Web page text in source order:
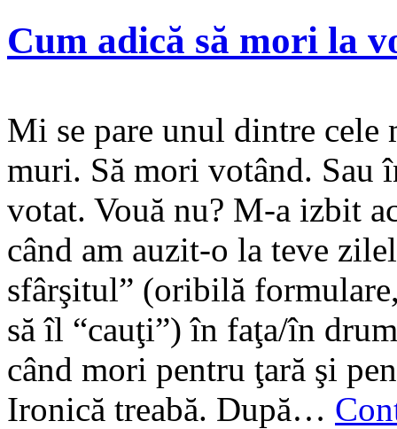
Cum adică să mori la
Mi se pare unul dintre
muri. Să mori votând. Sau
votat. Vouă nu? M-a izbit
când am auzit-o la teve
sfârşitul” (oribilă
să îl “cauţi”) în faţa/în
când mori pentru ţară şi
Ironică treabă. După…